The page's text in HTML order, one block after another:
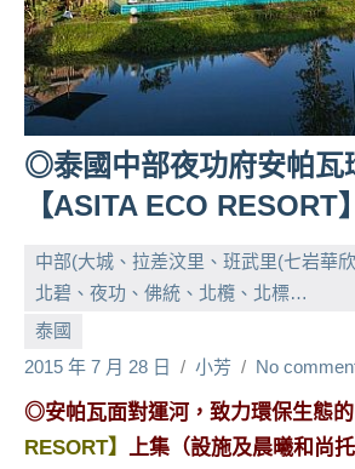
遊、
達
人
帶
路、
旅
News
金
探
號
節
◎泰國中部夜功府安帕瓦
【ASITA ECO RESORT
中部(大城、拉差汶里、班武里(七岩華
北碧、夜功、佛統、北欖、北標…
泰國
2015 年 7 月 28 日
小芳 No
◎安帕瓦面對運河，致力環保生態的
RESORT】 上集（設施及晨曦和尚